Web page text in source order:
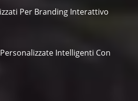
Per Branding Interattivo
Intelligenti Con